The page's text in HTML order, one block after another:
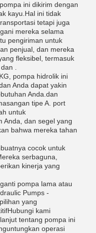
ini dikirim dengan
kayu.Hal ini tidak
tetapi juga
mereka selama
pengiriman untuk
penjual, dan mereka
fleksibel, termasuk
.
pompa hidrolik ini
Anda dapat yakin
Anda.dan
tipe A. port
untuk
Anda, dan segel yang
bahwa mereka tahan
cocok untuk
serbaguna,
kinerja yang
pompa lama atau
Pumps -
yang
kami
tentang pompa ini
operasi